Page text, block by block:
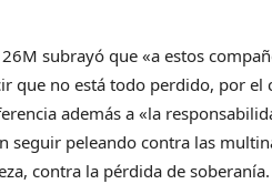
subrayó que «a estos
que no está todo perdido, por el
además a «la
seguir peleando contra las
contra la pérdida de